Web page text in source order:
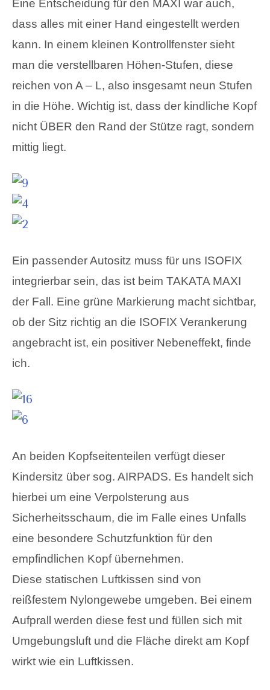
Eine Entscheidung für den MAXI war auch,
dass alles mit einer Hand eingestellt werden
kann. In einem kleinen Kontrollfenster sieht
man die verstellbaren Höhen-Stufen, diese
reichen von A – L, also insgesamt neun Stufen
in die Höhe. Wichtig ist, dass der kindliche Kopf
nicht ÜBER den Rand der Stütze ragt, sondern
mittig liegt.
Ein passender Autositz muss für uns ISOFIX
integrierbar sein, das ist beim TAKATA MAXI
der Fall. Eine grüne Markierung macht sichtbar,
ob der Sitz richtig an die ISOFIX Verankerung
angebracht ist, ein positiver Nebeneffekt, finde
ich.
An beiden Kopfseitenteilen verfügt dieser
Kindersitz über sog. AIRPADS. Es handelt sich
hierbei um eine Verpolsterung aus
Sicherheitsschaum, die im Falle eines Unfalls
eine besondere Schutzfunktion für den
empfindlichen Kopf übernehmen.
Diese statischen Luftkissen sind von
reißfestem Nylongewebe umgeben. Bei einem
Aufprall werden diese fest und füllen sich mit
Umgebungsluft und die Fläche direkt am Kopf
wirkt wie ein Luftkissen.